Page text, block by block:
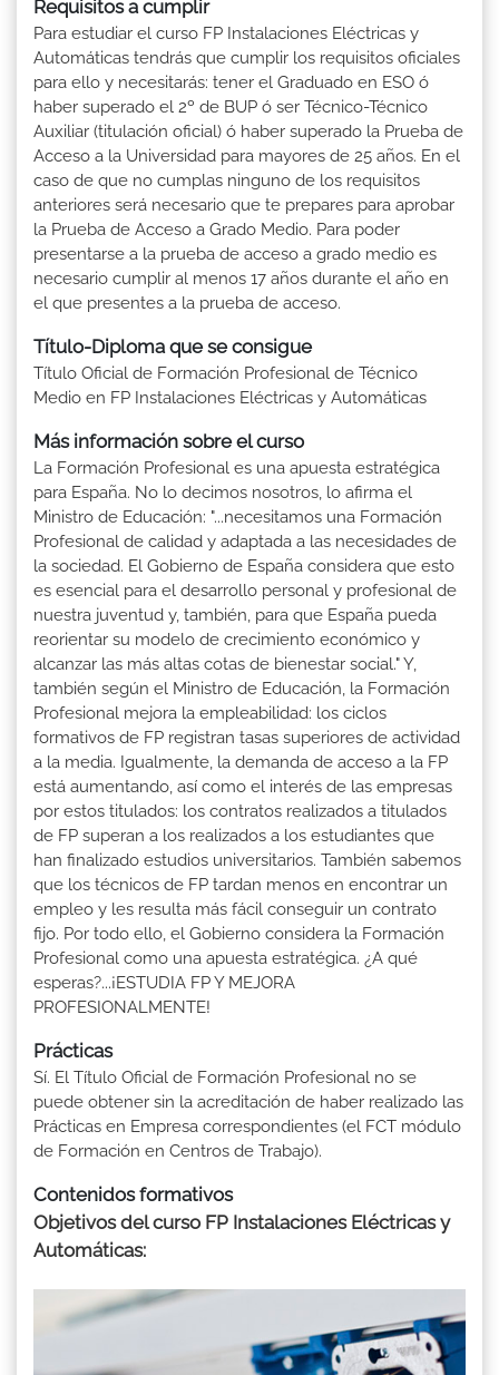
Requisitos a cumplir
Para estudiar el curso FP Instalaciones Eléctricas y
Automáticas tendrás que cumplir los requisitos oficiales
para ello y necesitarás: tener el Graduado en ESO ó
haber superado el 2º de BUP ó ser Técnico-Técnico
Auxiliar (titulación oficial) ó haber superado la Prueba de
Acceso a la Universidad para mayores de 25 años. En el
caso de que no cumplas ninguno de los requisitos
anteriores será necesario que te prepares para aprobar
la Prueba de Acceso a Grado Medio. Para poder
presentarse a la prueba de acceso a grado medio es
necesario cumplir al menos 17 años durante el año en
el que presentes a la prueba de acceso.
Título-Diploma que se consigue
Título Oficial de Formación Profesional de Técnico
Medio en FP Instalaciones Eléctricas y Automáticas
Más información sobre el curso
La Formación Profesional es una apuesta estratégica
para España. No lo decimos nosotros, lo afirma el
Ministro de Educación: "...necesitamos una Formación
Profesional de calidad y adaptada a las necesidades de
la sociedad. El Gobierno de España considera que esto
es esencial para el desarrollo personal y profesional de
nuestra juventud y, también, para que España pueda
reorientar su modelo de crecimiento económico y
alcanzar las más altas cotas de bienestar social." Y,
también según el Ministro de Educación, la Formación
Profesional mejora la empleabilidad: los ciclos
formativos de FP registran tasas superiores de actividad
a la media. Igualmente, la demanda de acceso a la FP
está aumentando, así como el interés de las empresas
por estos titulados: los contratos realizados a titulados
de FP superan a los realizados a los estudiantes que
han finalizado estudios universitarios. También sabemos
que los técnicos de FP tardan menos en encontrar un
empleo y les resulta más fácil conseguir un contrato
fijo. Por todo ello, el Gobierno considera la Formación
Profesional como una apuesta estratégica. ¿A qué
esperas?...¡ESTUDIA FP Y MEJORA
PROFESIONALMENTE!
Prácticas
Sí. El Título Oficial de Formación Profesional no se
puede obtener sin la acreditación de haber realizado las
Prácticas en Empresa correspondientes (el FCT módulo
de Formación en Centros de Trabajo).
Contenidos formativos
Objetivos del curso FP Instalaciones Eléctricas y
Automáticas: